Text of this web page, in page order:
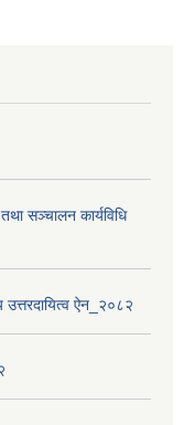
सञ्चालन कार्यविधि
उत्तरदायित्व ऐन_२०८२